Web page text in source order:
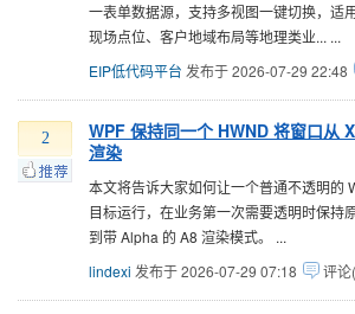
一表单数据源，支持多视图一键切换，适
现场点位、客户地域布局等地理类业... ...
EIP低代码平台 发布于 2026-07-29 22:48
2
WPF 保持同一个 HWND 将窗口从
渲染
本文将告诉大家如何让一个普通不透明的
目标运行，在业务第一次需要透明时保持
到带 Alpha 的 A8 渲染模式。 ...
lindexi 发布于 2026-07-29 07:18 评论